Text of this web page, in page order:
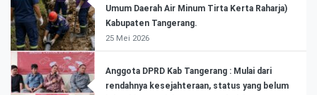
Umum Daerah Air Minum Tirta Kerta Raharja)
Kabupaten Tangerang.
25 Mei 2026
Anggota DPRD Kab Tangerang : Mulai dari
rendahnya kesejahteraan, status yang belum